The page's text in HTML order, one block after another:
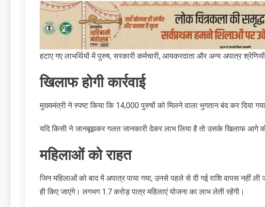
हटाए गए लाभर्थियों में पुरुष, सरकारी कर्मचारी, आयकरदाता और अन्य अपात्र
खिलाफ होगी कार्रवाई
मुख्यमंत्री ने स्पष्ट किया कि 14,000 पुरुषों को मिलने वाला भुगतान बंद कर दिया
यदि किसी ने जानबूझकर गलत जानकारी देकर लाभ लिया है तो उसके खिलाफ आगे की
महिलाओं को राहत
जिन महिलाओं को बाद में अपात्र पाया गया, उनसे पहले से दी गई राशि वापस नहीं ली
ही किए जाएंगे। लगभग 1.7 करोड़ पात्र महिलाएं योजना का लाभ लेती रहेंगी।